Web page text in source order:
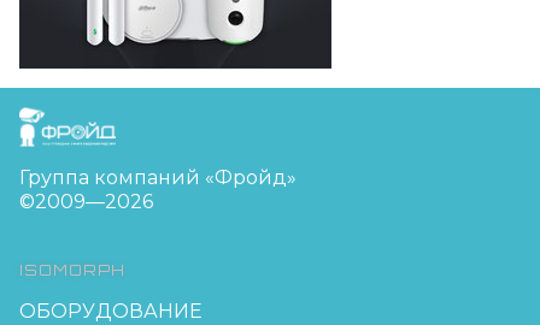
FreudGroup
Группа компаний «Фройд»
©2009—2026
ISOMORPH
ОБОРУДОВАНИЕ